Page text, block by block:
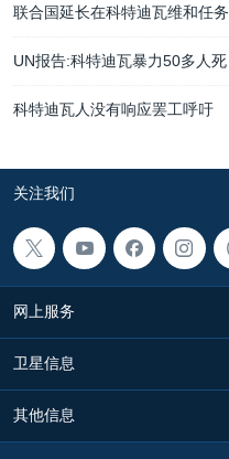
联合国延长在科特迪瓦维和任务
UN报告:科特迪瓦暴力50多人死
科特迪瓦人没有响应罢工呼吁
关注我们
网上服务
卫星信息
其他信息